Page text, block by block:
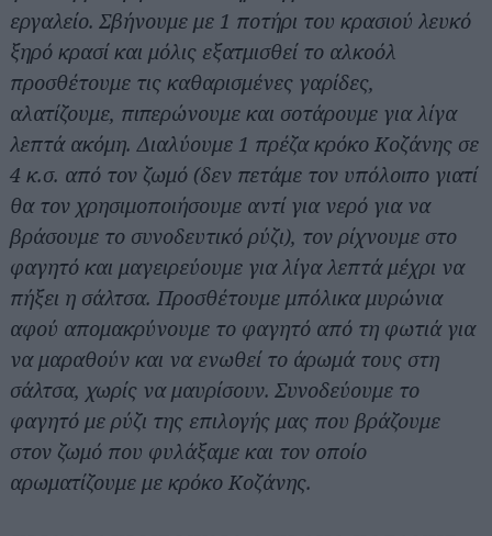
εργαλείο. Σβήνουμε με 1 ποτήρι του κρασιού λευκό
ξηρό κρασί και μόλις εξατμισθεί το αλκοόλ
προσθέτουμε τις καθαρισμένες γαρίδες,
αλατίζουμε, πιπερώνουμε και σοτάρουμε για λίγα
λεπτά ακόμη. Διαλύουμε 1 πρέζα κρόκο Κοζάνης σε
4 κ.σ. από τον ζωμό (δεν πετάμε τον υπόλοιπο γιατί
θα τον χρησιμοποιήσουμε αντί για νερό για να
βράσουμε το συνοδευτικό ρύζι), τον ρίχνουμε στο
φαγητό και μαγειρεύουμε για λίγα λεπτά μέχρι να
πήξει η σάλτσα. Προσθέτουμε μπόλικα μυρώνια
αφού απομακρύνουμε το φαγητό από τη φωτιά για
να μαραθούν και να ενωθεί το άρωμά τους στη
σάλτσα, χωρίς να μαυρίσουν. Συνοδεύουμε το
φαγητό με ρύζι της επιλογής μας που βράζουμε
στον ζωμό που φυλάξαμε και τον οποίο
αρωματίζουμε με κρόκο Κοζάνης.